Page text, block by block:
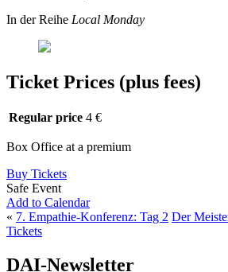
In der Reihe Local Monday
Ticket Prices (plus fees)
Regular price 4 €
Box Office at a premium
Buy Tickets
Safe Event
Add to Calendar
« 7. Empathie-Konferenz: Tag 2 Der
Tickets
DAI-Newsletter